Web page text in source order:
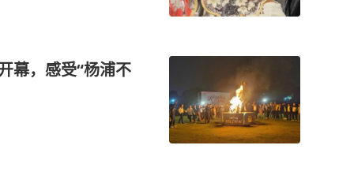
幕，感受“杨浦不